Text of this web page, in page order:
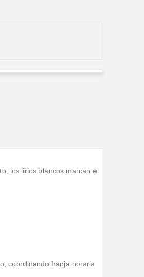
los lirios blancos marcan el
coordinando franja horaria